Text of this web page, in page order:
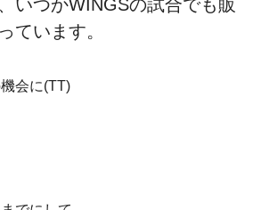
いつかWINGSの試合でも販
ています。
会に(TT)